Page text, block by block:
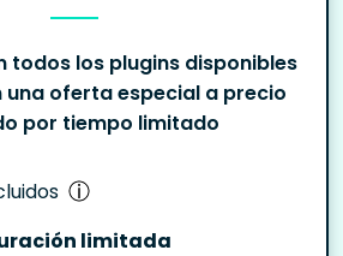
todos los plugins disponibles
una oferta especial a precio
por tiempo limitado
limitada